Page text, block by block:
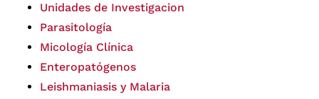
Unidades de Investigacion
Parasitología
Micología Clínica
Enteropatógenos
Leishmaniasis y Malaria